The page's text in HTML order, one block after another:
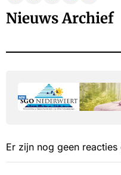
Nieuws Archief
Er zijn nog geen reacties